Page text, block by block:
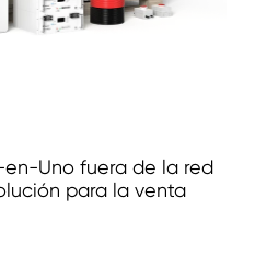
en-Uno fuera de la red
para la venta